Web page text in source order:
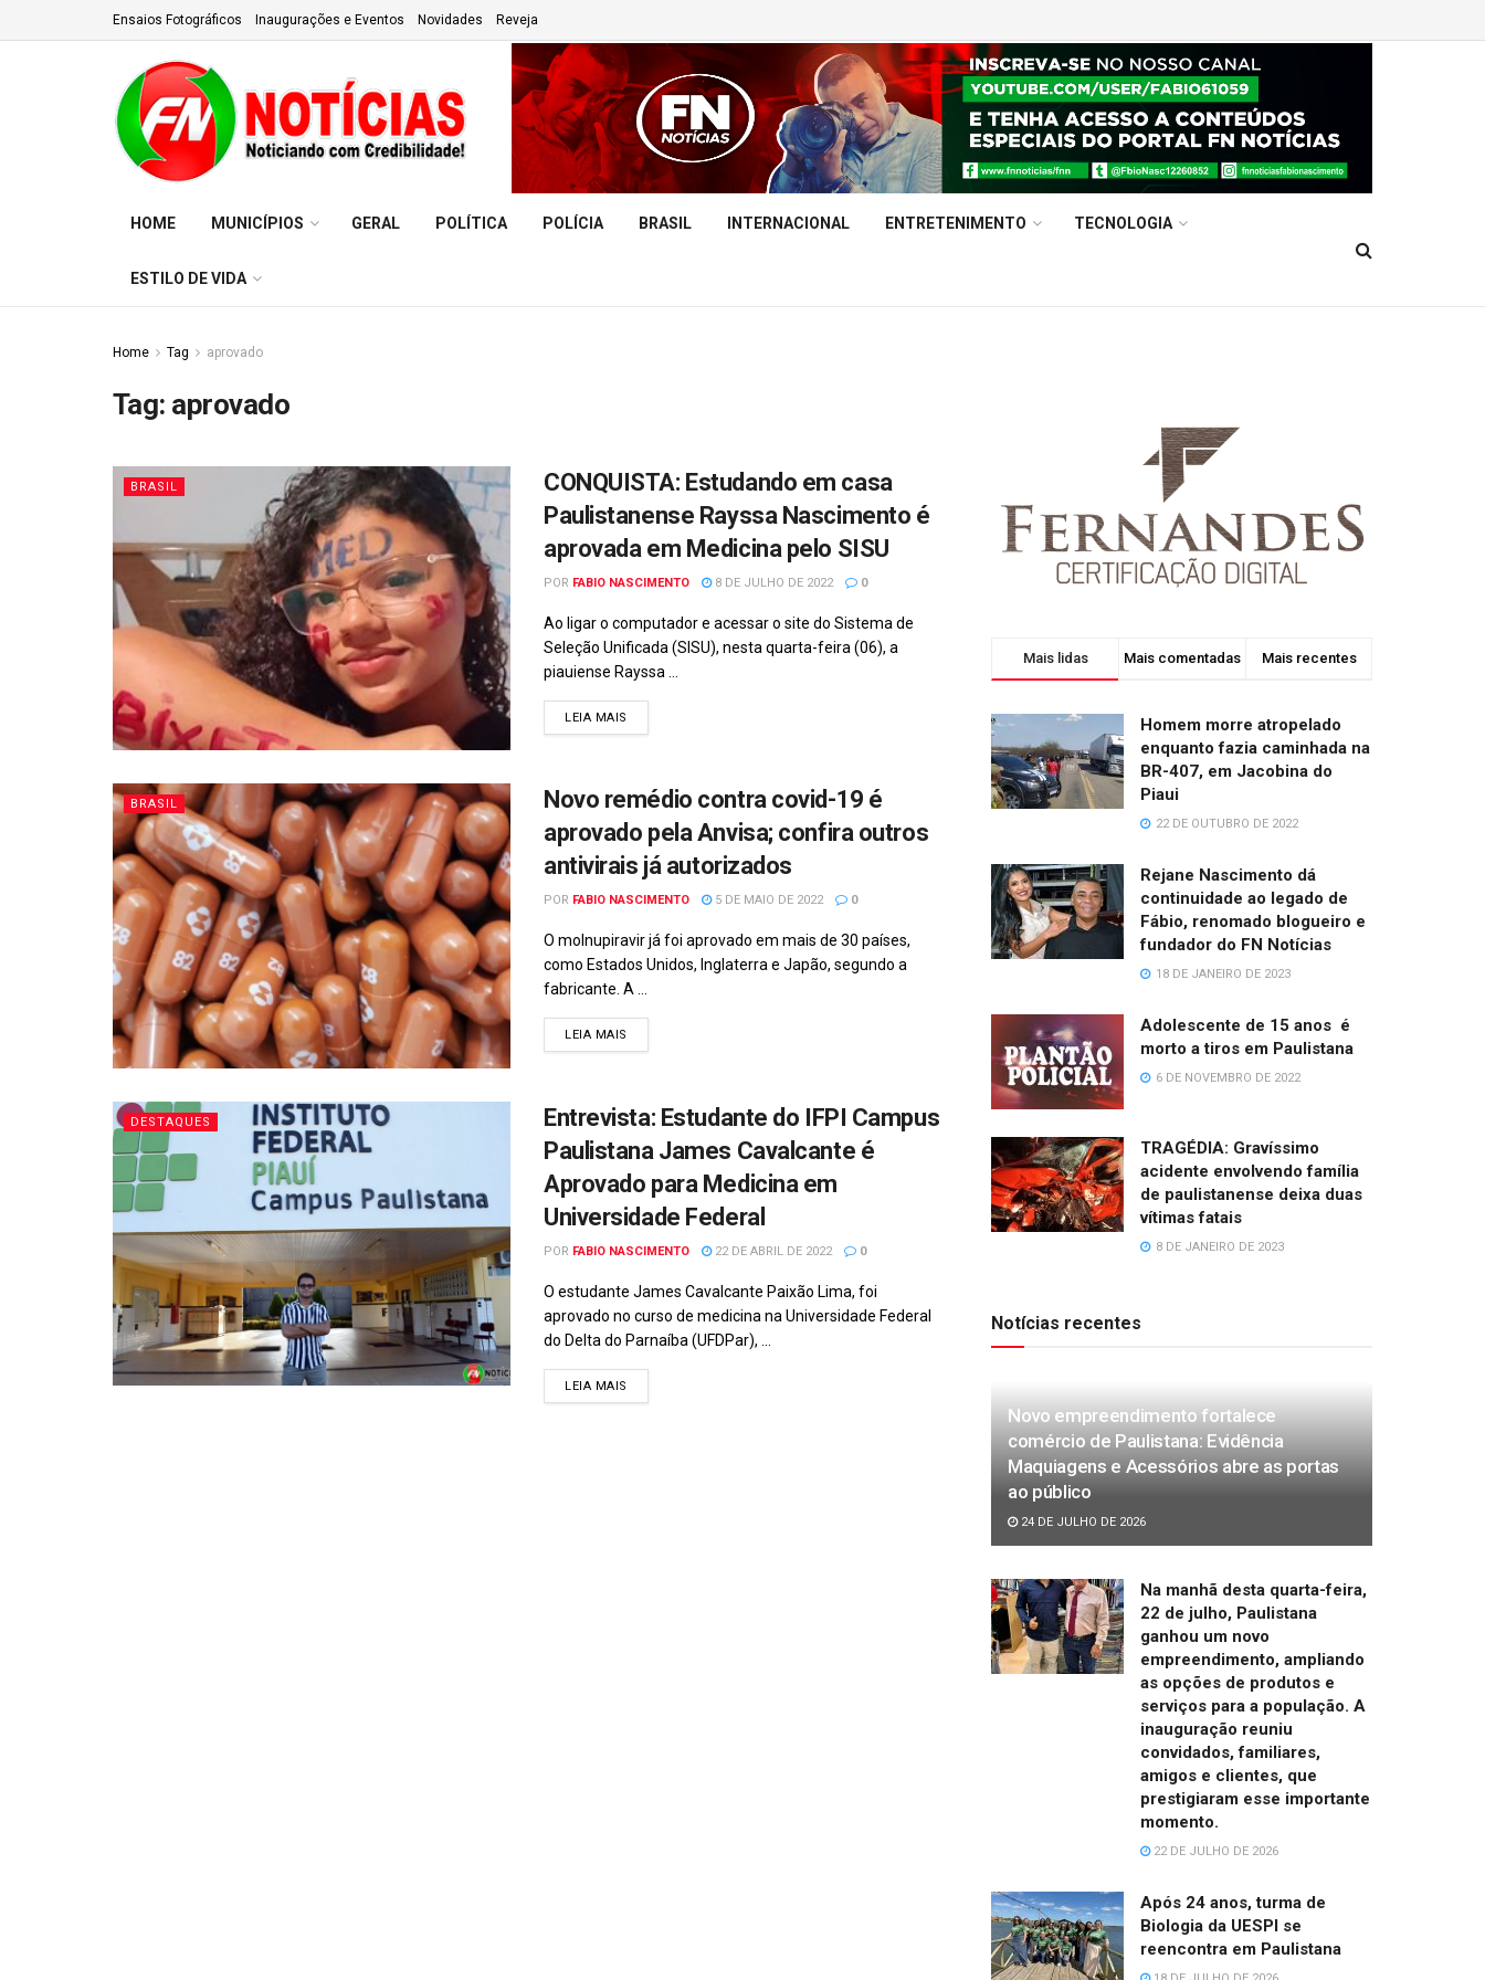
Ensaios Fotográficos Inaugurações e Eventos Novidades Reveja
HOME MUNICÍPIOS GERAL POLÍTICA POLÍCIA BRASIL INTERNACIONAL ENTRETENIMENTO TECNOLOGIA
ESTILO DE VIDA
Home Tag aprovado
Tag: aprovado
BRASIL
CONQUISTA: Estudando em casa
Paulistanense Rayssa Nascimento é
aprovada em Medicina pelo SISU
POR FABIO NASCIMENTO 8 DE JULHO DE 2022 0
Ao ligar o computador e acessar o site do Sistema de
Seleção Unificada (SISU), nesta quarta-feira (06), a
piauiense Rayssa ...
LEIA MAIS
BRASIL
Novo remédio contra covid-19 é
aprovado pela Anvisa; confira outros
antivirais já autorizados
POR FABIO NASCIMENTO 5 DE MAIO DE 2022 0
O molnupiravir já foi aprovado em mais de 30 países,
como Estados Unidos, Inglaterra e Japão, segundo a
fabricante. A ...
LEIA MAIS
DESTAQUES
Entrevista: Estudante do IFPI Campus
Paulistana James Cavalcante é
Aprovado para Medicina em
Universidade Federal
POR FABIO NASCIMENTO 22 DE ABRIL DE 2022 0
O estudante James Cavalcante Paixão Lima, foi
aprovado no curso de medicina na Universidade Federal
do Delta do Parnaíba (UFDPar), ...
LEIA MAIS
Mais lidas Mais comentadas Mais recentes
Homem morre atropelado
enquanto fazia caminhada na
BR-407, em Jacobina do
Piaui
22 DE OUTUBRO DE 2022
Rejane Nascimento dá
continuidade ao legado de
Fábio, renomado blogueiro e
fundador do FN Notícias
18 DE JANEIRO DE 2023
Adolescente de 15 anos é
morto a tiros em Paulistana
6 DE NOVEMBRO DE 2022
TRAGÉDIA: Gravíssimo
acidente envolvendo família
de paulistanense deixa duas
vítimas fatais
8 DE JANEIRO DE 2023
Notícias recentes
Novo empreendimento fortalece
comércio de Paulistana: Evidência
Maquiagens e Acessórios abre as portas
ao público
24 DE JULHO DE 2026
Na manhã desta quarta-feira,
22 de julho, Paulistana
ganhou um novo
empreendimento, ampliando
as opções de produtos e
serviços para a população. A
inauguração reuniu
convidados, familiares,
amigos e clientes, que
prestigiaram esse importante
momento.
22 DE JULHO DE 2026
Após 24 anos, turma de
Biologia da UESPI se
reencontra em Paulistana